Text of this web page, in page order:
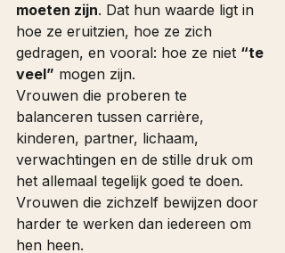
moeten zijn. Dat hun waarde ligt in
hoe ze eruitzien, hoe ze zich
gedragen, en vooral: hoe ze niet “te
veel” mogen zijn.
Vrouwen die proberen te
balanceren tussen carrière,
kinderen, partner, lichaam,
verwachtingen en de stille druk om
het allemaal tegelijk goed te doen.
Vrouwen die zichzelf bewijzen door
harder te werken dan iedereen om
hen heen.